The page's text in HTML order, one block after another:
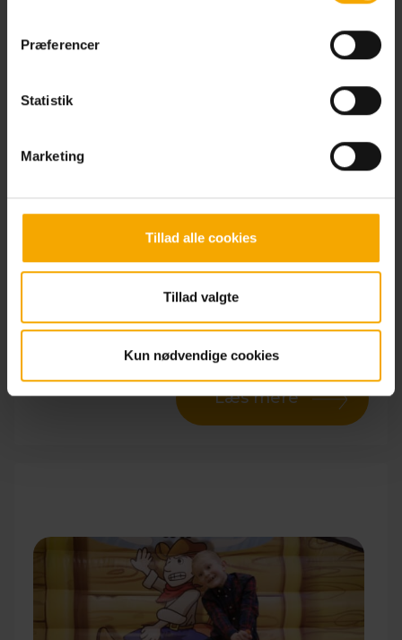
Præferencer
Statistik
Marketing
Tillad alle cookies
Tillad valgte
Kun nødvendige cookies
Silkeborg, Svendborg, Sønderborg, Viborg, Aalborg
Læs mere her
Læs mere